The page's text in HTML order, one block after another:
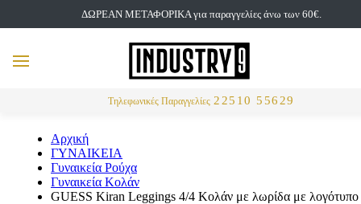
ΔΩΡΕΑΝ ΜΕΤΑΦΟΡΙΚΑ για παραγγελίες άνω των 60€.
Τηλεφωνικές Παραγγελίες 22510 55629
MENU
Αρχική
ΓΥΝΑΙΚΕΙΑ
Γυναικεία Ρούχα
Γυναικεία Κολάν
GUESS Kiran Leggings 4/4 Κολάν με λωρίδα με λογότυπο